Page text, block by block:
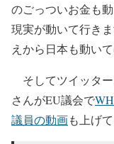
のごっついお金も
現実が動いて行き
えから日本も動い
そしてツイッター
さんがEU議会で
議員の動画も上げ